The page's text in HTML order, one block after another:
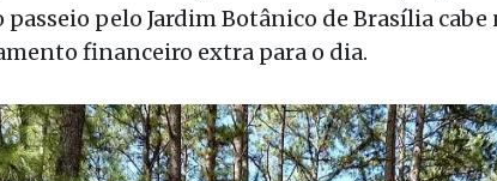
pelo Jardim Botânico de Brasília
financeiro extra para o dia.